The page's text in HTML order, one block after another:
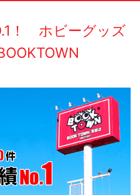
！ ホビーグッズ